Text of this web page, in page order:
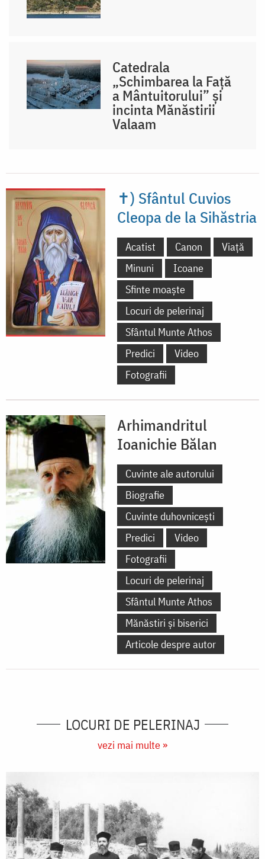
Catedrala
„Schimbarea la Față
a Mântuitorului” și
incinta Mănăstirii
Valaam
✝) Sfântul Cuvios
Cleopa de la Sihăstria
Acatist Canon
Viață
Minuni
Icoane
Sfinte moaște
Locuri de pelerinaj
Sfântul Munte Athos
Predici
Video
Fotografii
Arhimandritul
Ioanichie Bălan
Cuvinte ale autorului
Biografie
Cuvinte duhovnicești
Predici
Video
Fotografii
Locuri de pelerinaj
Sfântul Munte Athos
Mănăstiri și biserici
Articole despre autor
LOCURI DE PELERINAJ
vezi mai multe »